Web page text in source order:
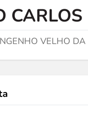
VELHO